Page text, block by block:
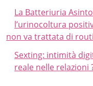
La Batteriuria
l’urinocoltura
non va trattata di
Sexting: intimità
reale nelle relazioni